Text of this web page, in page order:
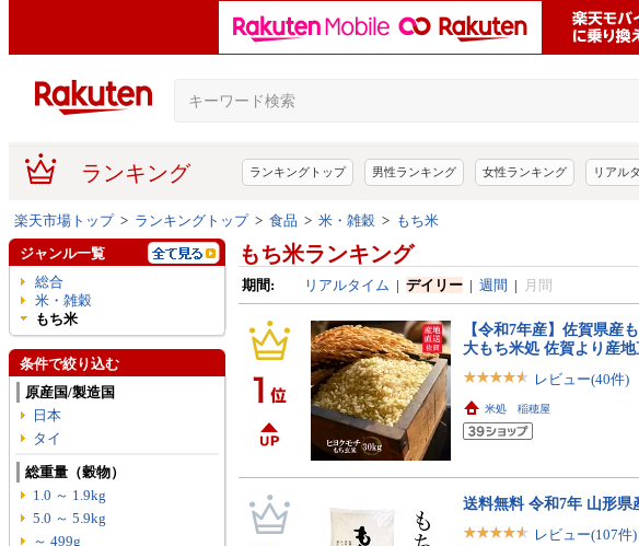
ランキング ランキングトップ 男性ランキング 女性ランキング リアル
楽天市場トップ> ランキングトップ> 食品 > 米・雑穀 > もち米
もち米ランキング
期間: リアルタイム | デイリー| 週間 | 月間
【令和7年産】佐賀県
大もち米処 佐賀より産
レビュー(40件)
米処 稲穂屋
送料無料 令和7年 山形
レビュー(107件)
ジャンル一覧
総合
米・雑穀
もち米
条件で絞り込む
原産国/製造国
日本
タイ
総重量（穀物）
1.0 ～ 1.9kg
5.0 ～ 5.9kg
～ 499g